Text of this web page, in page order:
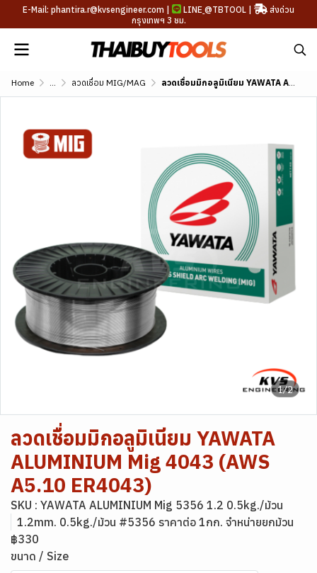
E-Mail: phantira.r@kvsengineer.com | LINE @TBTOOL |
ส่งด่วน
กรุงเทพฯ 3 ชม.
Home ... ลวดเชื่อม MIG/MAG ลวดเชื่อมมิกอลูมิเนียม YAWATA ALUMINIUM Mig 4043 (AWS A5.10 ER4043)
1/2
ลวดเชื่อมมิกอลูมิเนียม YAWATA
ALUMINIUM Mig 4043 (AWS
A5.10 ER4043)
SKU : YAWATA ALUMINIUM Mig 5356 1.2 0.5kg./ม้วน
1.2mm. 0.5kg./ม้วน #5356 ราคาต่อ 1กก. จำหน่ายยกม้วน
฿330
ขนาด / Size